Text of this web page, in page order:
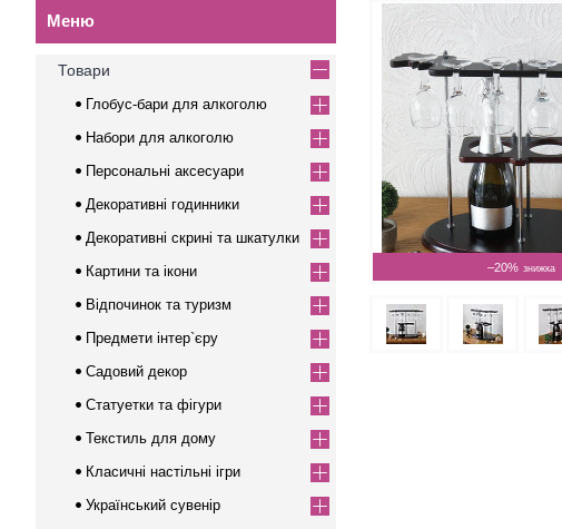
–20%
Товари
Глобус-бари для алкоголю
Набори для алкоголю
Персональні аксесуари
Декоративні годинники
Декоративні скрині та шкатулки
Картини та ікони
Відпочинок та туризм
Предмети інтер`єру
Садовий декор
Статуетки та фігури
Текстиль для дому
Класичні настільні ігри
Український сувенір